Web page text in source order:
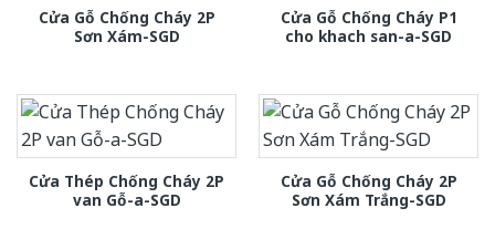
Cửa Gỗ Chống Cháy 2P
Sơn Xám-SGD
Cửa Gỗ Chống Cháy P1
cho khach san-a-SGD
Cửa Thép Chống Cháy 2P
van Gỗ-a-SGD
Cửa Gỗ Chống Cháy 2P
Sơn Xám Trắng-SGD